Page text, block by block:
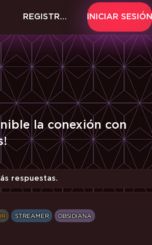
INICIAR SESIÓN
REGISTRARSE
la conexión con
respuestas.
STREAMER OBSIDIANA